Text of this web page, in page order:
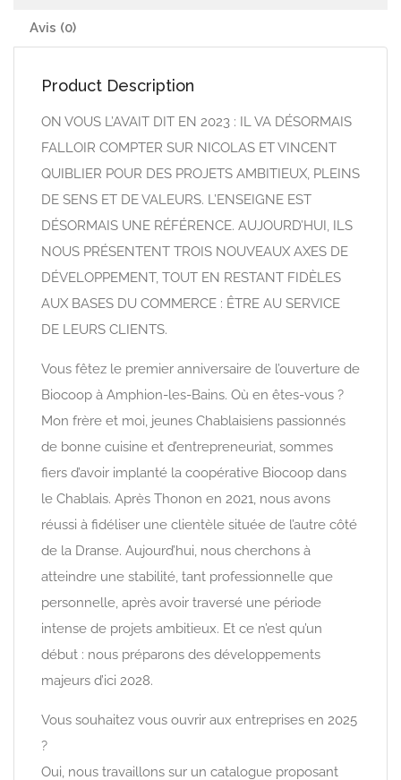
Avis (0)
Product Description
ON VOUS L’AVAIT DIT EN 2023 : IL VA DÉSORMAIS
FALLOIR COMPTER SUR NICOLAS ET VINCENT
QUIBLIER POUR DES PROJETS AMBITIEUX, PLEINS
DE SENS ET DE VALEURS. L’ENSEIGNE EST
DÉSORMAIS UNE RÉFÉRENCE. AUJOURD’HUI, ILS
NOUS PRÉSENTENT TROIS NOUVEAUX AXES DE
DÉVELOPPEMENT, TOUT EN RESTANT FIDÈLES
AUX BASES DU COMMERCE : ÊTRE AU SERVICE
DE LEURS CLIENTS.
Vous fêtez le premier anniversaire de l’ouverture de
Biocoop à Amphion-les-Bains. Où en êtes-vous ?
Mon frère et moi, jeunes Chablaisiens passionnés
de bonne cuisine et d’entrepreneuriat, sommes
fiers d’avoir implanté la coopérative Biocoop dans
le Chablais. Après Thonon en 2021, nous avons
réussi à fidéliser une clientèle située de l’autre côté
de la Dranse. Aujourd’hui, nous cherchons à
atteindre une stabilité, tant professionnelle que
personnelle, après avoir traversé une période
intense de projets ambitieux. Et ce n’est qu’un
début : nous préparons des développements
majeurs d’ici 2028.
Vous souhaitez vous ouvrir aux entreprises en 2025
?
Oui, nous travaillons sur un catalogue proposant